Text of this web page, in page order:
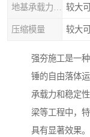
较大
压缩模量 较大
强夯施工是一
锤的自由落体
承载力和稳定
梁等工程中，
具有显著效果。